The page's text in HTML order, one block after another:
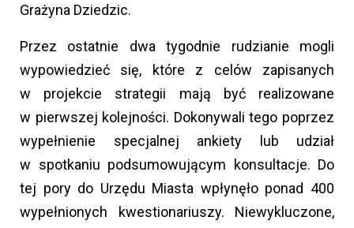
Grażyna Dziedzic.
Przez ostatnie dwa tygodnie rudzianie mogli
wypowiedzieć się, które z celów zapisanych
w projekcie strategii mają być realizowane
w pierwszej kolejności. Dokonywali tego poprzez
wypełnienie specjalnej ankiety lub udział
w spotkaniu podsumowującym konsultacje. Do
tej pory do Urzędu Miasta wpłynęło ponad 400
wypełnionych kwestionariuszy. Niewykluczone,